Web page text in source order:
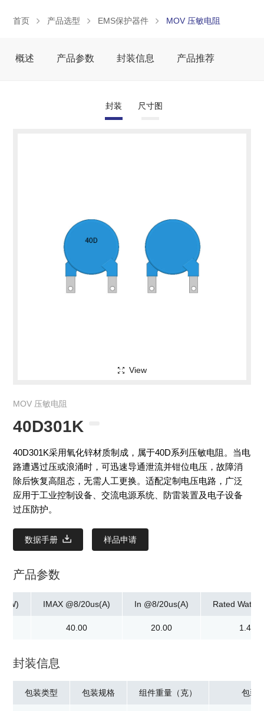
首页 产品选型 EMS保护器件 MOV 压敏电阻
概述 产品参数 封装信息 产品推荐
封装 尺寸图
View
MOV 压敏电阻
40D301K
40D301K采用氧化锌材质制成，属于40D系列压敏电阻。当电
路遭遇过压或浪涌时，可迅速导通泄流并钳位电压，故障消
除后恢复高阻态，无需人工更换。适配定制电压电路，广泛
应用于工业控制设备、交流电源系统、防雷装置及电子设备
过压防护。
数据手册 样品申请
产品参数
IMAX @8/20us(A)
40.00
In @8/20us(A)
20.00
Rated
1.40
封装信息
包装类型 包装规格 组件重量（克） 包装